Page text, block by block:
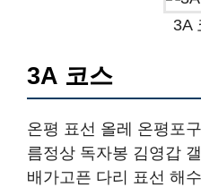
3A
3A 코스
온평 표선 올레 온평포
름정상 독자봉 김영갑
배가고픈 다리 표선 해